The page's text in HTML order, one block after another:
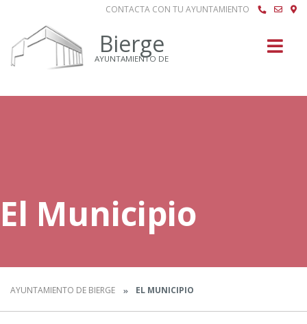
CONTACTA CON TU AYUNTAMIENTO
Bierge
AYUNTAMIENTO DE
El Municipio
AYUNTAMIENTO DE BIERGE EL MUNICIPIO